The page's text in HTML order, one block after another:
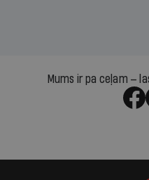
Mums ir pa ceļam —